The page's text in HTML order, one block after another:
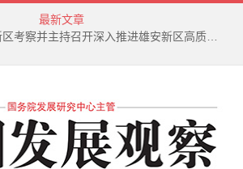
最新文章
习近平在河北雄安新区考察并主持召开深入推进雄安新区高质量建设和发展座谈会